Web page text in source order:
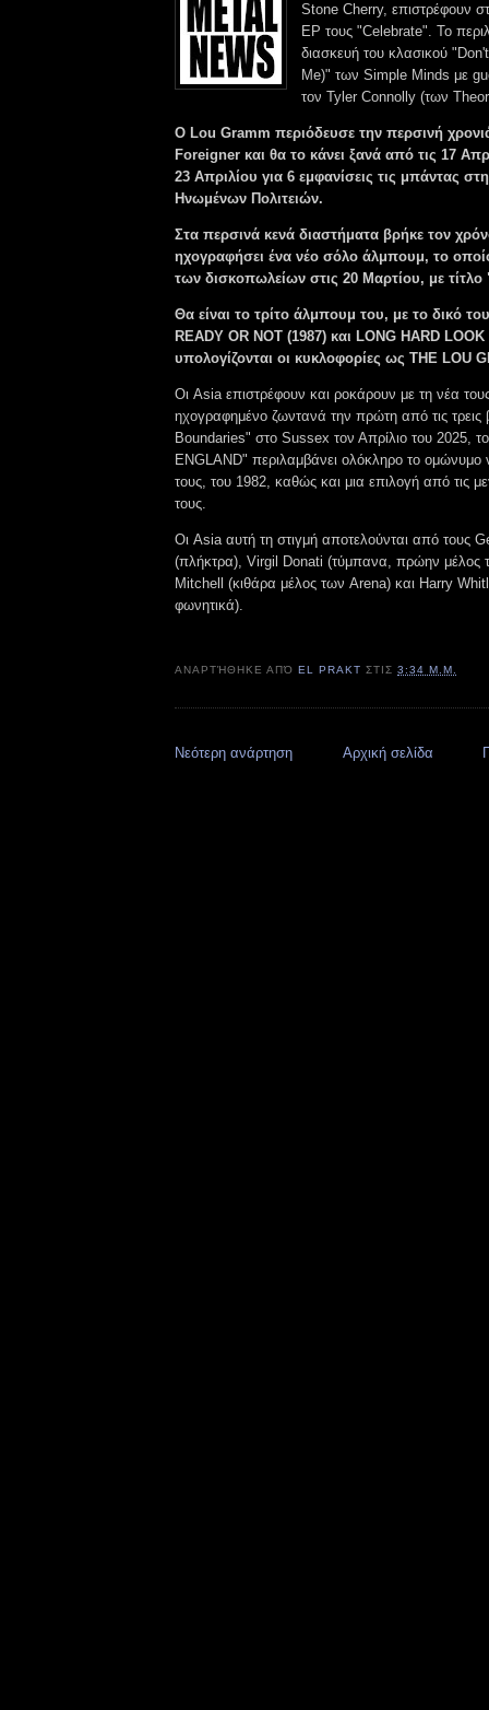
Stone Cherry, επιστρέφουν
EP τους "Celebrate". To
διασκευή του κλασικού
Me)" των Simple Minds με
τον Tyler Connolly (των
Ο Lou Gramm περιόδευσε την περσινή
Foreigner και θα το κάνει ξανά από τις 17
23 Απριλίου για 6 εμφανίσεις τις μπάντας
Ηνωμένων Πολιτειών.
Στα περσινά κενά διαστήματα βρήκε τον
ηχογραφήσει ένα νέο σόλο άλμπουμ, το
των δισκοπωλείων στις 20 Μαρτίου, με
Θα είναι το τρίτο άλμπουμ του, με το δικό
READY OR NOT (1987) και LONG HARD
υπολογίζονται οι κυκλοφορίες ως THE LOU
Οι Asia επιστρέφουν και ροκάρουν με τη νέα
ηχογραφημένο ζωντανά την πρώτη από τις τρεις
Boundaries" στο Sussex τον Απρίλιο του 2025,
ENGLAND" περιλαμβάνει ολόκληρο το ομώνυμο
τους, του 1982, καθώς και μια επιλογή από τις
τους.
Οι Asia αυτή τη στιγμή αποτελούνται από τους
(πλήκτρα), Virgil Donati (τύμπανα, πρώην μέλος
Mitchell (κιθάρα μέλος των Arena) και Harry
φωνητικά).
ΑΝΑΡΤΉΘΗΚΕ ΑΠΌEL PRAKT ΣΤΙΣ3:34 Μ.Μ.
Νεότερη ανάρτηση Αρχική σελίδα